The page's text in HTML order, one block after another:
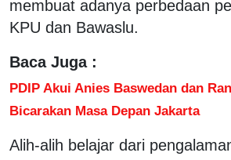
membuat adanya perbedaan
KPU dan Bawaslu.
Baca Juga :
PDIP Akui Anies Baswedan dan
Bicarakan Masa Depan Jakarta
Alih-alih belajar dari